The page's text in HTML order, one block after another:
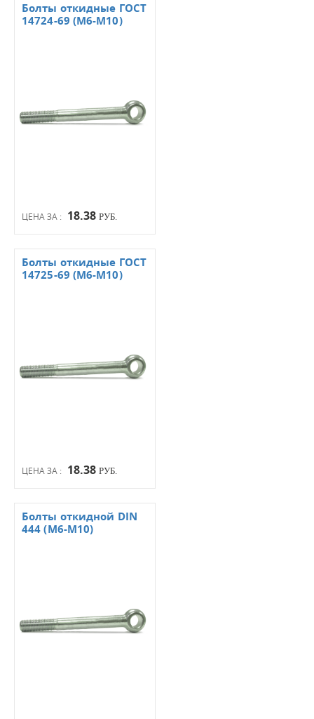
ЦЕНА ЗА : 18.38 РУБ.
Болты откидные ГОСТ
14724-69 (М6-М10)
ЦЕНА ЗА : 18.38 РУБ.
Болты откидные ГОСТ
14725-69 (М6-М10)
Болты откидной DIN
444 (М6-М10)